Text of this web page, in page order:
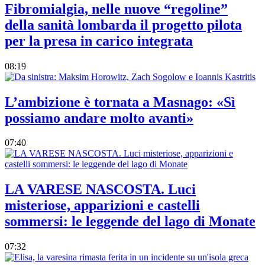
Fibromialgia, nelle nuove “regoline”
della sanità lombarda il progetto pilota
per la presa in carico integrata
08:19
L’ambizione è tornata a Masnago: «Sì
possiamo andare molto avanti»
07:40
LA VARESE NASCOSTA. Luci
misteriose, apparizioni e castelli
sommersi: le leggende del lago di Monate
07:32